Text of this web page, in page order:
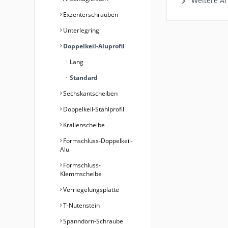
Exzenterschrauben
Unterlegring
Doppelkeil-Aluprofil
Lang
Standard
Sechskantscheiben
Doppelkeil-Stahlprofil
Krallenscheibe
Formschluss-Doppelkeil-
Alu
Formschluss-
Klemmscheibe
Verriegelungsplatte
T-Nutenstein
Spanndorn-Schraube